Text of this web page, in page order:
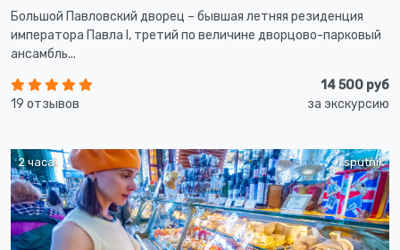
Большой Павловский дворец – бывшая летняя резиденция
императора Павла I, третий по величине дворцово-парковый
ансамбль...
19 отзывов
14 500 руб
за экскурсию
sputnik
2 часа